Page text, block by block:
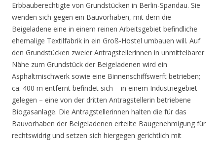
Erbbauberechtigte von Grundstücken in Berlin-Spandau. Sie
wenden sich gegen ein Bauvorhaben, mit dem die
Beigeladene eine in einem reinen Arbeitsgebiet befindliche
ehemalige Textilfabrik in ein Groß-Hostel umbauen will. Auf
den Grundstücken zweier Antragstellerinnen in unmittelbarer
Nähe zum Grundstück der Beigeladenen wird ein
Asphaltmischwerk sowie eine Binnenschiffswerft betrieben;
ca. 400 m entfernt befindet sich – in einem Industriegebiet
gelegen – eine von der dritten Antragstellerin betriebene
Biogasanlage. Die Antragstellerinnen halten die für das
Bauvorhaben der Beigeladenen erteilte Baugenehmigung für
rechtswidrig und setzen sich hiergegen gerichtlich mit